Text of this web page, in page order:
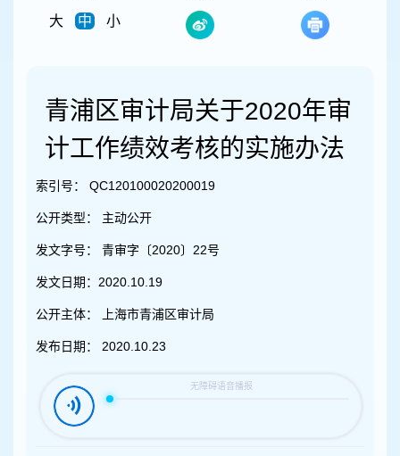
大
中 小
青浦区审计局关于2020年审
计工作绩效考核的实施办法
索引号： QC120100020200019
公开类型： 主动公开
发文字号： 青审字〔2020〕22号
发文日期： 2020.10.19
公开主体： 上海市青浦区审计局
发布日期： 2020.10.23